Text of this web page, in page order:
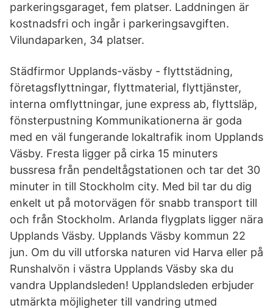
parkeringsgaraget, fem platser. Laddningen är
kostnadsfri och ingår i parkeringsavgiften.
Vilundaparken, 34 platser.
Städfirmor Upplands-väsby - flyttstädning,
företagsflyttningar, flyttmaterial, flyttjänster,
interna omflyttningar, june express ab, flyttsläp,
fönsterpustning Kommunikationerna är goda
med en väl fungerande lokaltrafik inom Upplands
Väsby. Fresta ligger på cirka 15 minuters
bussresa från pendeltågstationen och tar det 30
minuter in till Stockholm city. Med bil tar du dig
enkelt ut på motorvägen för snabb transport till
och från Stockholm. Arlanda flygplats ligger nära
Upplands Väsby. Upplands Väsby kommun 22
jun. Om du vill utforska naturen vid Harva eller på
Runshalvön i västra Upplands Väsby ska du
vandra Upplandsleden! Upplandsleden erbjuder
utmärkta möjligheter till vandring utmed